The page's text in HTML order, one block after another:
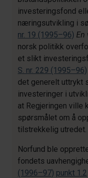
investeringsfond
næringsutvikling i
nr. 19 (1995–96) En
norsk politikk
et slikt
S. nr. 229 (1995–96)
det generelt uttrykt
investeringer i
at Regjeringen ville
spørsmålet om å
tilstrekkelig utredet.
Norfund ble
fondets
(1996–97) punkt 1.2